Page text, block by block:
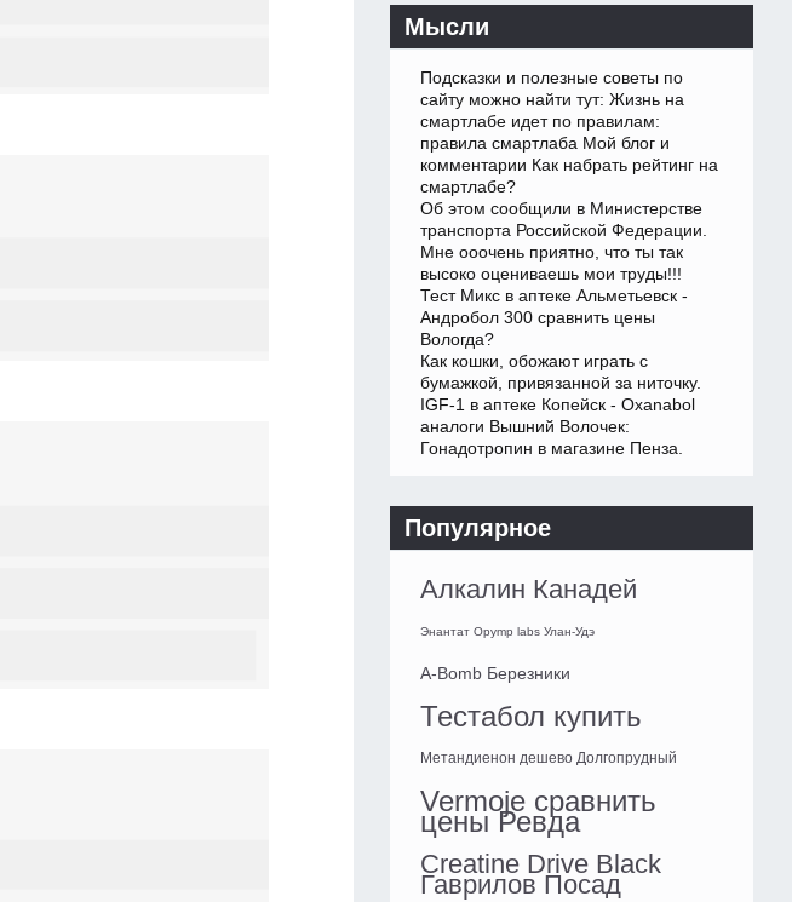
Мысли
Подсказки и полезные советы по
сайту можно найти тут: Жизнь на
смартлабе идет по правилам:
правила смартлаба Мой блог и
комментарии Как набрать рейтинг на
смартлабе?
Об этом сообщили в Министерстве
транспорта Российской Федерации.
Мне ооочень приятно, что ты так
высоко оцениваешь мои труды!!!
Тест Микс в аптеке Альметьевск -
Андробол 300 сравнить цены
Вологда?
Как кошки, обожают играть с
бумажкой, привязанной за ниточку.
IGF-1 в аптеке Копейск - Oxanabol
аналоги Вышний Волочек:
Гонадотропин в магазине Пенза.
Популярное
Алкалин Канадей
Энантат Opymp labs Улан-Удэ
A-Bomb Березники
Тестабол купить
Метандиенон дешево Долгопрудный
Vermoje сравнить
цены Ревда
Creatine Drive Black
Гаврилов Посад